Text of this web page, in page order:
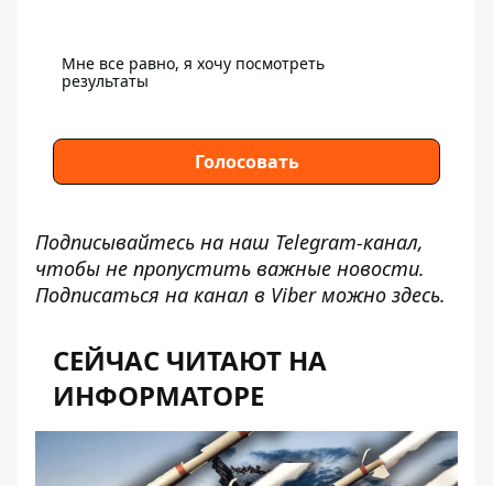
Мне все равно, я хочу посмотреть
результаты
Голосовать
Подписывайтесь на наш Telegram-канал,
чтобы не пропустить важные новости.
Подписаться на канал в Viber можно здесь.
СЕЙЧАС ЧИТАЮТ НА
ИНФОРМАТОРЕ